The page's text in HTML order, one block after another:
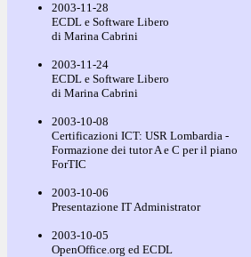
2003-11-28
ECDL e Software Libero
di Marina Cabrini
2003-11-24
ECDL e Software Libero
di Marina Cabrini
2003-10-08
Certificazioni ICT: USR Lombardia -
Formazione dei tutor A e C per il piano
ForTIC
2003-10-06
Presentazione IT Administrator
2003-10-05
OpenOffice.org ed ECDL